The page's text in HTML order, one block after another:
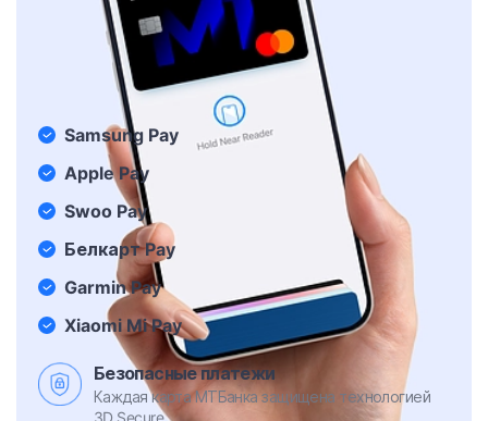
Samsung Pay
Apple Pay
Swoo Pay
Белкарт Pay
Garmin Pay
Xiaomi Mi Pay
Безопасные платежи
Каждая карта МТБанка защищена технологией
3D Secure